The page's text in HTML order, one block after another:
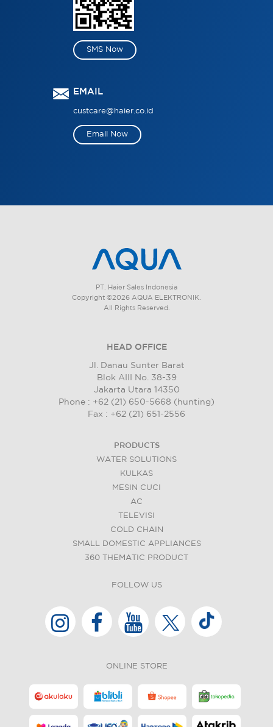
SMS Now
EMAIL
custcare@haier.co.id
Email Now
PT. Haier Sales Indonesia
Copyright ©2026 AQUA ELEKTRONIK.
All Rights Reserved.
HEAD OFFICE
Jl. Danau Sunter Barat
Blok AIII No. 38-39
Jakarta Utara 14350
Phone : +62 (21) 650-5668 (hunting)
Fax : +62 (21) 651-2556
PRODUCTS
WATER SOLUTIONS
KULKAS
MESIN CUCI
AC
TELEVISI
COLD CHAIN
SMALL DOMESTIC APPLIANCES
360 THEMATIC PRODUCT
FOLLOW US
ONLINE STORE